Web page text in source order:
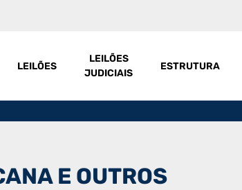
LEILÕES
LEILÕES
JUDICIAIS
ESTRUTURA
E OUTROS